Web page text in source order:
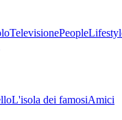
TelevisionePeople
L'isola dei famosiAmici